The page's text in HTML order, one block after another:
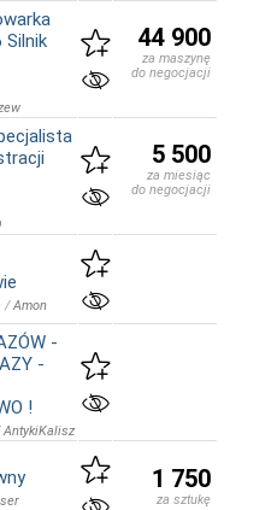
Silnik
44 900
za maszynę
do negocjacji
5 500
za miesiąc
do negocjacji
/Amon
-
-
!
AntykiKalisz
1 750
za sztukę